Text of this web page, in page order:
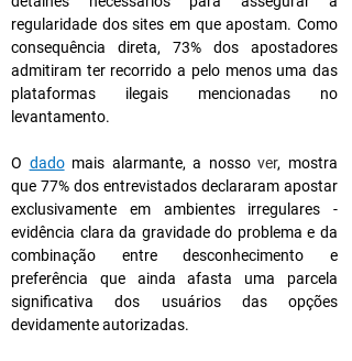
regularidade dos sites em que apostam. Como
consequência direta, 73% dos apostadores
admitiram ter recorrido a pelo menos uma das
plataformas ilegais mencionadas no
levantamento.
O dado mais alarmante, a nosso ver, mostra
que 77% dos entrevistados declararam apostar
exclusivamente em ambientes irregulares -
evidência clara da gravidade do problema e da
combinação entre desconhecimento e
preferência que ainda afasta uma parcela
significativa dos usuários das opções
devidamente autorizadas.